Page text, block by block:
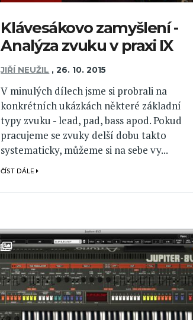
Klávesákovo zamyšlení -
Analýza zvuku v praxi IX
JIŘÍ NEUŽIL ,26. 10. 2015
V minulých dílech jsme si probrali na
konkrétních ukázkách některé základní
typy zvuku - lead, pad, bass apod. Pokud
pracujeme se zvuky delší dobu takto
systematicky, můžeme si na sebe vy...
ČÍST DÁLE